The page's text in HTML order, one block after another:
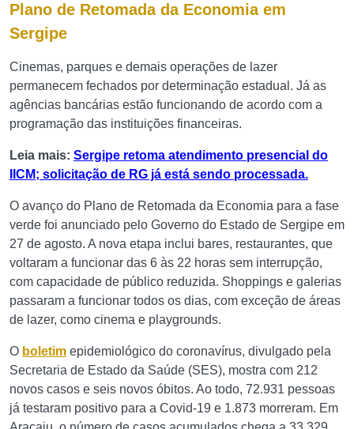
Plano de Retomada da Economia em
Sergipe
Cinemas, parques e demais operações de lazer
permanecem fechados por determinação estadual. Já as
agências bancárias estão funcionando de acordo com a
programação das instituições financeiras.
Leia mais: Sergipe retoma atendimento presencial do
IICM; solicitação de RG já está sendo processada.
O avanço do Plano de Retomada da Economia para a fase
verde foi anunciado pelo Governo do Estado de Sergipe em
27 de agosto. A nova etapa inclui bares, restaurantes, que
voltaram a funcionar das 6 às 22 horas sem interrupção,
com capacidade de público reduzida. Shoppings e galerias
passaram a funcionar todos os dias, com exceção de áreas
de lazer, como cinema e playgrounds.
O boletim epidemiológico do coronavírus, divulgado pela
Secretaria de Estado da Saúde (SES), mostra com 212
novos casos e seis novos óbitos. Ao todo, 72.931 pessoas
já testaram positivo para a Covid-19 e 1.873 morreram. Em